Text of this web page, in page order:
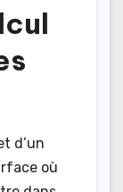
d’un
où